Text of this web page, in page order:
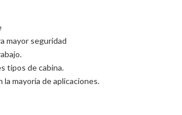
mayor seguridad
tipos de cabina.
mayoria de aplicaciones.